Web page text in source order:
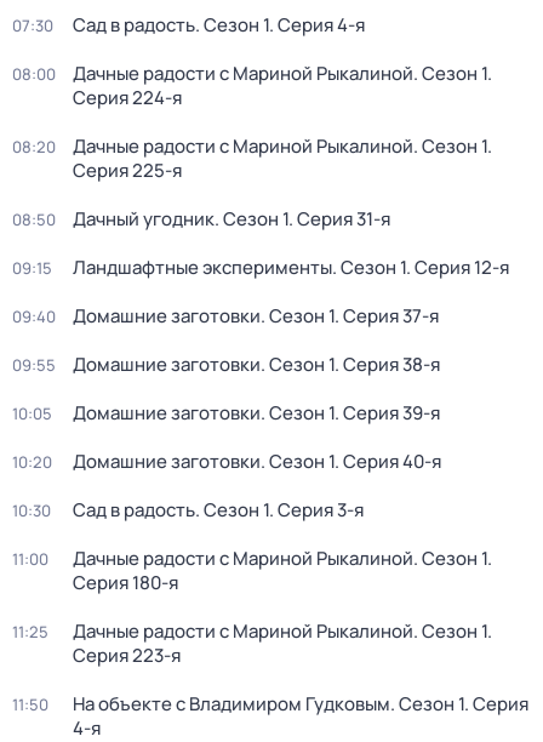
07:30 Сад в радость. Сезон 1. Серия 4-я
08:00 Дачные радости с Мариной Рыкалиной. Сезон 1.
Серия 224-я
08:20 Дачные радости с Мариной Рыкалиной. Сезон 1.
Серия 225-я
08:50 Дачный угодник. Сезон 1. Серия 31-я
09:15 Ландшафтные эксперименты. Сезон 1. Серия 12-я
09:40 Домашние заготовки. Сезон 1. Серия 37-я
09:55 Домашние заготовки. Сезон 1. Серия 38-я
10:05 Домашние заготовки. Сезон 1. Серия 39-я
10:20 Домашние заготовки. Сезон 1. Серия 40-я
10:30 Сад в радость. Сезон 1. Серия 3-я
11:00 Дачные радости с Мариной Рыкалиной. Сезон 1.
Серия 180-я
11:25 Дачные радости с Мариной Рыкалиной. Сезон 1.
Серия 223-я
11:50 На объекте с Владимиром Гудковым. Сезон 1. Серия
4-я